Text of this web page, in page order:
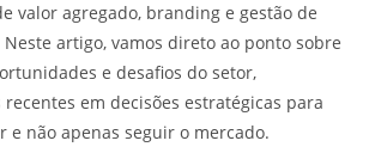
valor agregado, branding e gestão de
artigo, vamos direto ao ponto sobre
e desafios do setor,
em decisões estratégicas para
não apenas seguir o mercado.